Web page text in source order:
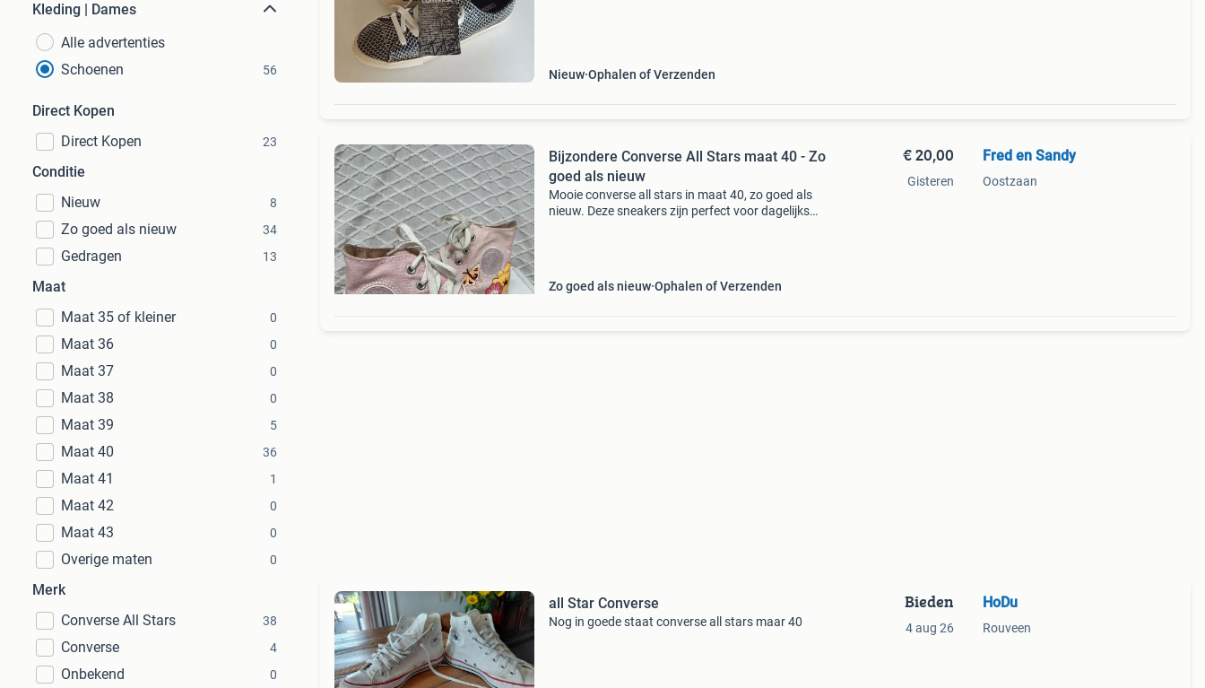
Kleding | Dames
Alle advertenties
Schoenen
56
Direct Kopen
Direct Kopen
23
Conditie
Nieuw
8
Zo goed als nieuw 34
Gedragen 13
Maat
Maat 35 of kleiner
0
Maat 36 0
Maat 37 0
Maat 38 0
Maat 39 5
Maat 40 36
Maat 41 1
Maat 42 0
Maat 43 0
Overige maten 0
Merk
Converse All Stars
38
Converse 4
Onbekend 0
Nieuw Ophalen of Verzenden
Bijzondere Converse All Stars maat 40 - Zo
goed als nieuw
Mooie converse all stars in maat 40, zo goed als
nieuw. Deze sneakers zijn perfect voor dagelijks
Zo goed als nieuw Ophalen of Verzenden
€ 20,00
Gisteren
Fred en Sandy
Oostzaan
all Star Converse
Nog in goede staat converse all stars maar 40
Bieden
4 aug 26
HoDu
Rouveen